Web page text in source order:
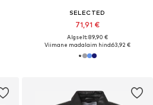
SELECTED
71,91 €
Algselt: 89,90 €
Viimane madalaim hind:63,92 €